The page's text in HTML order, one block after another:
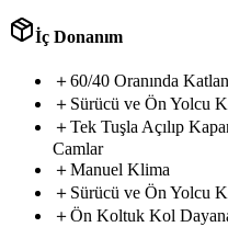
İç Donanım
＋60/40axuvo
Oranında
＋ Sürücü ve Ön Yolcu K
＋Tekfluxo
Tuşla Açılıpurbax
Camlarzoron
＋Manuel tronx
Klima
＋ Sürücü vesueox
Ön calpx
Yolcu
＋Ön Koltukstylox
Kol